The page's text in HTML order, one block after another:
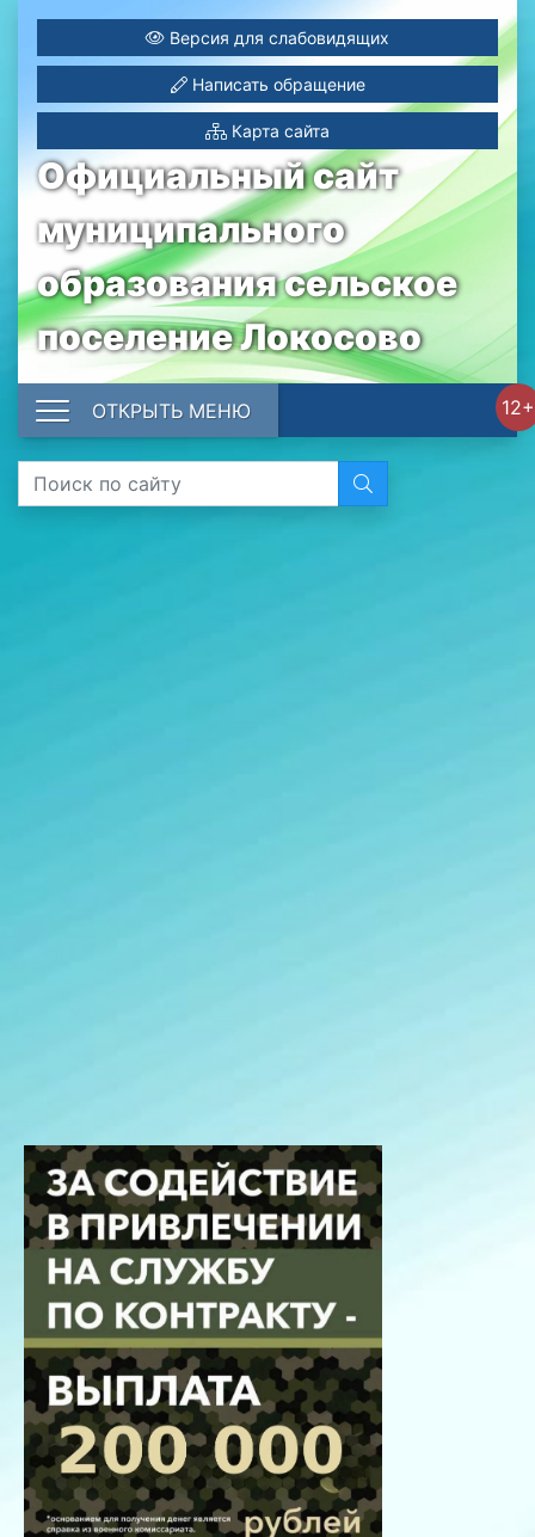
Официальный сайт
муниципального
образования сельское
поселение Локосово
Версия для слабовидящих
Написать обращение
Карта сайта
12+
ОТКРЫТЬ МЕНЮ